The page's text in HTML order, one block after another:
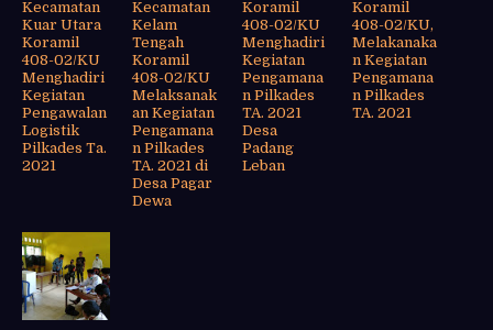
Kecamatan
Kuar Utara
Koramil
408-02/KU
Menghadiri
Kegiatan
Pengawalan
Logistik
Pilkades Ta.
2021
Kecamatan
Kelam
Tengah
Koramil
408-02/KU
Melaksanak
an Kegiatan
Pengamana
n Pilkades
TA. 2021 di
Desa Pagar
Dewa
Koramil
408-02/KU
Menghadiri
Kegiatan
Pengamana
n Pilkades
TA. 2021
Desa
Padang
Leban
Koramil
408-02/KU,
Melakanaka
n Kegiatan
Pengamana
n Pilkades
TA. 2021